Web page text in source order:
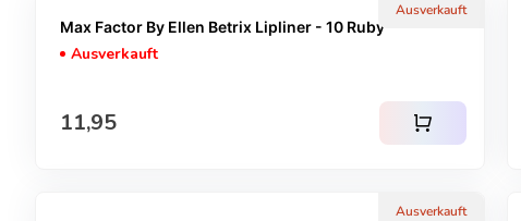
Ausverkauft
Max Factor By Ellen Betrix Lipliner - 10 Ruby
Ausverkauft
Regulärer Preis
11,95 shopping_cart
Ausverkauft